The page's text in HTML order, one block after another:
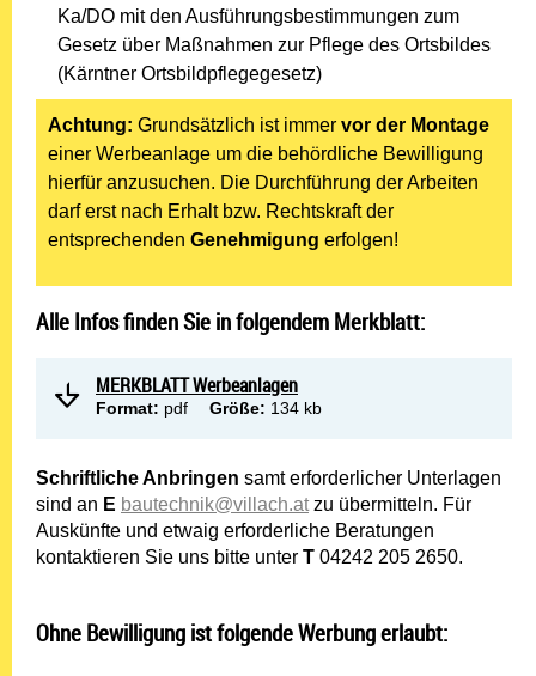
Ka/DO mit den Ausführungsbestimmungen zum
Gesetz über Maßnahmen zur Pflege des Ortsbildes
(Kärntner Ortsbildpflegegesetz)
Achtung: Grundsätzlich ist immer vor der Montage
einer Werbeanlage um die behördliche Bewilligung
hierfür anzusuchen. Die Durchführung der Arbeiten
darf erst nach Erhalt bzw. Rechtskraft der
entsprechenden Genehmigung erfolgen!
Alle Infos finden Sie in folgendem Merkblatt:
MERKBLATT Werbeanlagen
Format: pdf Größe: 134 kb
Schriftliche Anbringen samt erforderlicher Unterlagen
sind an E bautechnik@villach.atzu übermitteln. Für
Auskünfte und etwaig erforderliche Beratungen
kontaktieren Sie uns bitte unter T 04242 205 2650.
Ohne Bewilligung ist folgende Werbung erlaubt: